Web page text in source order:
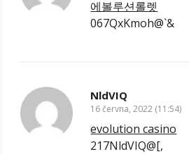
에볼루션롤렛
067QxKmoh@`&
NldVIQ
16 června, 2022 (11:54)
evolution casino
217NldVIQ@[,